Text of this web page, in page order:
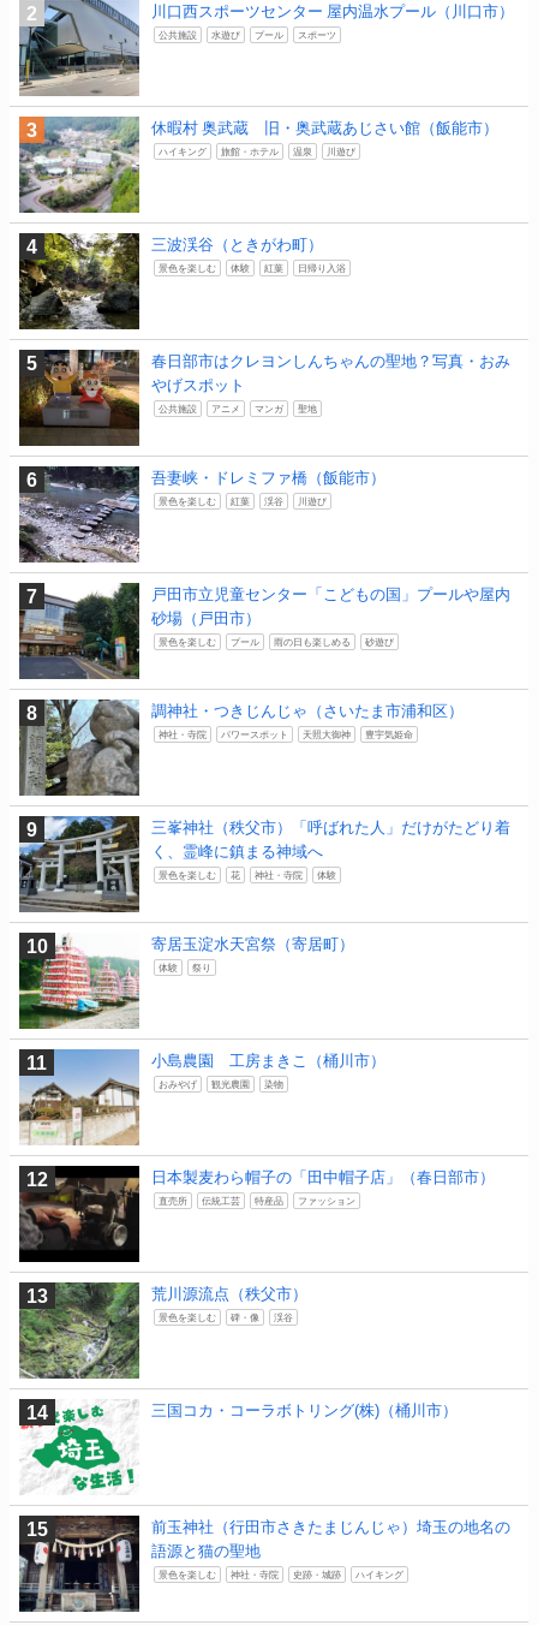
川口西スポーツセンター 屋内温水プール（川口市）
公共施設 水遊び プール スポーツ
休暇村 奥武蔵 旧・奥武蔵あじさい館（飯能市）
ハイキング 旅館・ホテル 温泉 川遊び
三波渓谷（ときがわ町）
景色を楽しむ 体験 紅葉 日帰り入浴
春日部市はクレヨンしんちゃんの聖地？写真・おみ
やげスポット
公共施設 アニメ マンガ 聖地
吾妻峡・ドレミファ橋（飯能市）
景色を楽しむ 紅葉 渓谷 川遊び
戸田市立児童センター「こどもの国」プールや屋内
砂場（戸田市）
景色を楽しむ プール 雨の日も楽しめる 砂遊び
調神社・つきじんじゃ（さいたま市浦和区）
神社・寺院 パワースポット 天照大御神 豊宇気姫命
三峯神社（秩父市）「呼ばれた人」だけがたどり着
く、霊峰に鎮まる神域へ
景色を楽しむ 花 神社・寺院 体験
寄居玉淀水天宮祭（寄居町）
体験 祭り
小島農園 工房まきこ（桶川市）
おみやげ 観光農園 染物
日本製麦わら帽子の「田中帽子店」（春日部市）
直売所 伝統工芸 特産品 ファッション
荒川源流点（秩父市）
景色を楽しむ 碑・像 渓谷
三国コカ・コーラボトリング(株)（桶川市）
前玉神社（行田市さきたまじんじゃ）埼玉の地名の
語源と猫の聖地
景色を楽しむ 神社・寺院 史跡・城跡 ハイキング